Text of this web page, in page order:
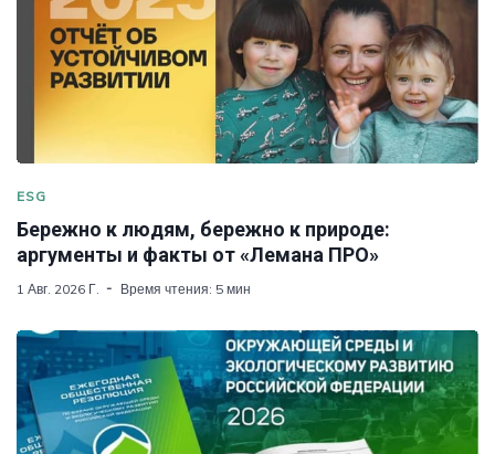
ESG
Бережно к людям, бережно к природе:
аргументы и факты от «Лемана ПРО»
1 Авг. 2026 Г. Время чтения: 5 мин